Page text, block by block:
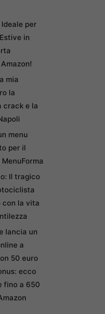
Ideale per
in
mia
la
crack e la
menu
per il
Il tragico
con la vita
lancia un
a
50 euro
ecco
fino a 650